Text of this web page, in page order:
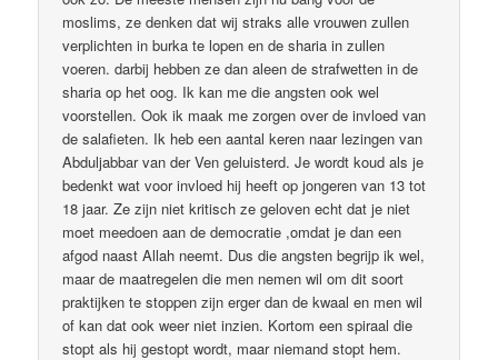
moslims, ze denken dat wij straks alle vrouwen zullen
verplichten in burka te lopen en de sharia in zullen
voeren. darbij hebben ze dan aleen de strafwetten in de
sharia op het oog. Ik kan me die angsten ook wel
voorstellen. Ook ik maak me zorgen over de invloed van
de salafieten. Ik heb een aantal keren naar lezingen van
Abduljabbar van der Ven geluisterd. Je wordt koud als je
bedenkt wat voor invloed hij heeft op jongeren van 13 tot
18 jaar. Ze zijn niet kritisch ze geloven echt dat je niet
moet meedoen aan de democratie ,omdat je dan een
afgod naast Allah neemt. Dus die angsten begrijp ik wel,
maar de maatregelen die men nemen wil om dit soort
praktijken te stoppen zijn erger dan de kwaal en men wil
of kan dat ook weer niet inzien. Kortom een spiraal die
stopt als hij gestopt wordt, maar niemand stopt hem.